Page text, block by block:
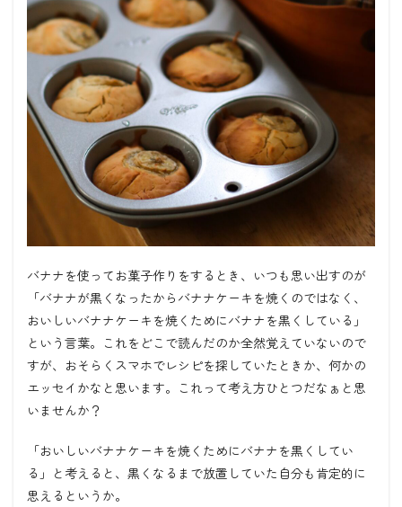
バナナを使ってお菓子作りをするとき、いつも思い出すのが
「バナナが黒くなったからバナナケーキを焼くのではなく、
おいしいバナナケーキを焼くためにバナナを黒くしている」
という言葉。これをどこで読んだのか全然覚えていないので
すが、おそらくスマホでレシピを探していたときか、何かの
エッセイかなと思います。これって考え方ひとつだなぁと思
いませんか？
「おいしいバナナケーキを焼くためにバナナを黒くしてい
る」と考えると、黒くなるまで放置していた自分も肯定的に
思えるというか。